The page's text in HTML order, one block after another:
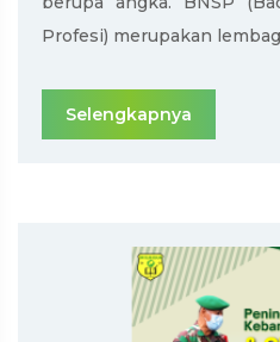
Profesi) merupakan
Selengkapnya